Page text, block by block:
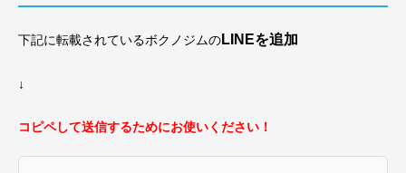
下記に転載されているボクノジムのLINEを追加
↓
コピペして送信するためにお使いください！